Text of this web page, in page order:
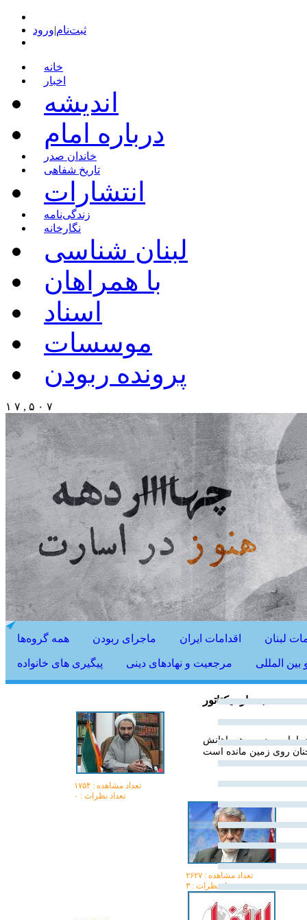
ثبت‌نام|ورود
خانه
اخبار
اندیشه
درباره امام
خاندان صدر
تاریخ شفاهی
انتشارات
زندگی‌نامه
نگارخانه
لبنان شناسی
با همراهان
اسناد
موسسات
پرونده ربودن
۱ ۷ , ۵ ۰ ۷
همه گروه‌ها ماجرای ربودن اقدامات ایران لبنان
پیگیری های خانواده مرجعیت و نهادهای دینی المللی
بعد از دیکتاتور
امام صدر و همراهانش
تعداد مشاهده :‌ ۱۷۵۴
تعداد نظرات : ۰
تعداد مشاهده :‌ ۲۶۲۷
تعداد نظرات : ۳